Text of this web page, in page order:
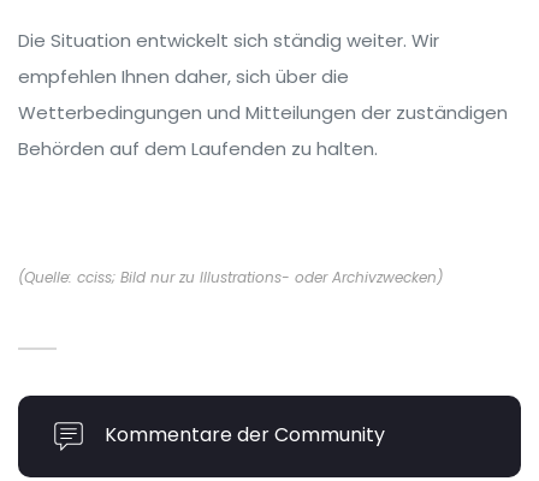
Die Situation entwickelt sich ständig weiter. Wir
empfehlen Ihnen daher, sich über die
Wetterbedingungen und Mitteilungen der zuständigen
Behörden auf dem Laufenden zu halten.
(Quelle: cciss; Bild nur zu Illustrations- oder Archivzwecken)
Kommentare der Community